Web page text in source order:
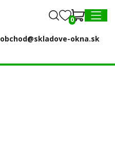
0
obchod@skladove-okna.sk
0